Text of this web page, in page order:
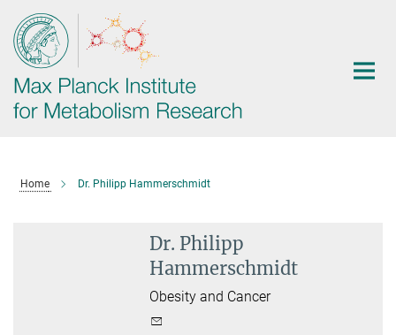
Main-
Content
Home Dr. Philipp Hammerschmidt
Dr. Philipp
Hammerschmidt
Obesity and Cancer